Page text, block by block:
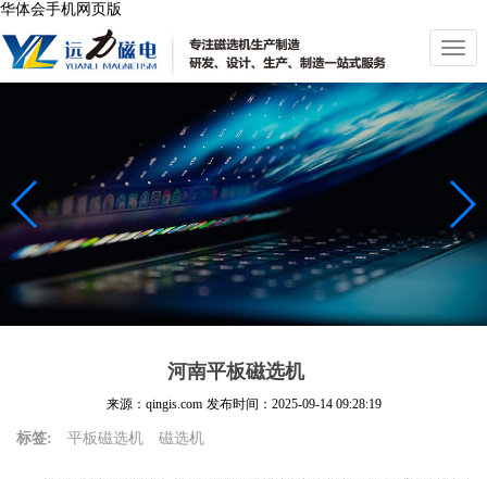
华体会手机网页版
切
换
导
航
河南平板磁选机
来源：qingis.com 发布时间： 2025-09-14 09:28:19
标签: 平板磁选机 磁选机